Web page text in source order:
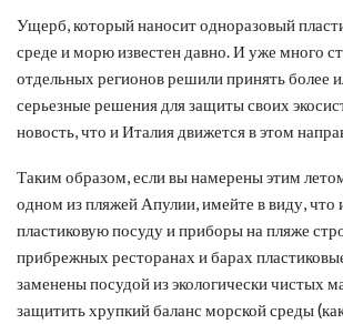
Ущерб, который наносит одноразовый
среде и морю известен давно. И уже много
отдельных регионов решили принять более
серьезные решения для защиты своих
новость, что и Италия движется в этом
Таким образом, если вы намерены этим
одном из пляжей Апулии, имейте в виду, что
пластиковую посуду и приборы на пляже
прибрежных ресторанах и барах
заменены посудой из экологически чистых
защитить хрупкий баланс морской среды